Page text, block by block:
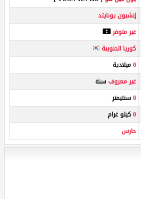
إنشيون يونايتد
غير متوفر
كوريا الجنوبية
0ميلادية
غير معروف سنة
0سنتيمتر
0كيلو غرام
حارس